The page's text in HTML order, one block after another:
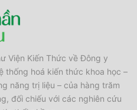
Viện Kiến Thức về Đông y
thống hoá kiến thức khoa học –
năng trị liệu – của hàng trăm
đối chiếu với các nghiên cứu